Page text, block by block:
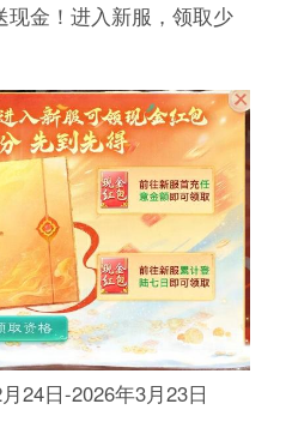
金！进入新服，领取少
日-2026年3月23日